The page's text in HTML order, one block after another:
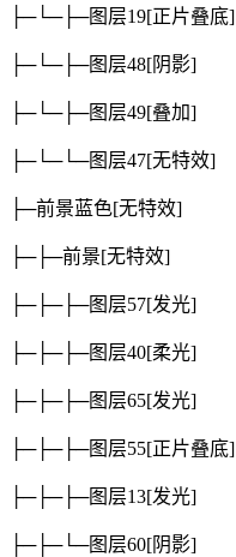
├─└─├─图层19[正片叠底]
├─└─├─图层48[阴影]
├─└─├─图层49[叠加]
├─└─└─图层47[无特效]
├─前景蓝色[无特效]
├─├─前景[无特效]
├─├─├─图层57[发光]
├─├─├─图层40[柔光]
├─├─├─图层65[发光]
├─├─├─图层55[正片叠底]
├─├─├─图层13[发光]
├─├─└─图层60[阴影]